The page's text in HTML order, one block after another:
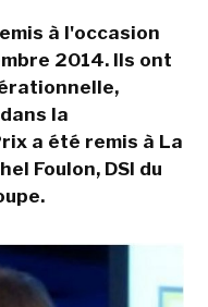
à l'occasion
2014. Ils ont
la
a été remis à La
Foulon, DSI du